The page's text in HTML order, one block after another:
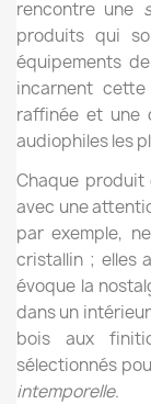
rencontre une
produits qui
équipements
incarnent
raffinée et une
audiophiles les
Chaque
avec une
par exemple,
cristallin ; elles
évoque la
dans un
bois aux
sélectionnés
intemporelle.